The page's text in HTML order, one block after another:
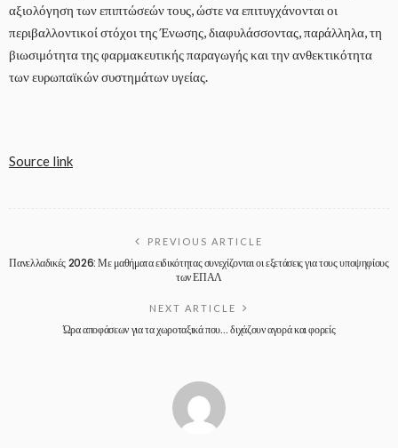
αξιολόγηση των επιπτώσεών τους, ώστε να επιτυγχάνονται οι
περιβαλλοντικοί στόχοι της Ένωσης, διαφυλάσσοντας, παράλληλα, τη
βιωσιμότητα της φαρμακευτικής παραγωγής και την ανθεκτικότητα
των ευρωπαϊκών συστημάτων υγείας.
Source link
PREVIOUS ARTICLE
Πανελλαδικές 2026: Με μαθήματα ειδικότητας συνεχίζονται οι εξετάσεις για τους υποψηφίους
των ΕΠΑΛ
NEXT ARTICLE
Ώρα αποφάσεων για τα χωροταξικά που… διχάζουν αγορά και φορείς